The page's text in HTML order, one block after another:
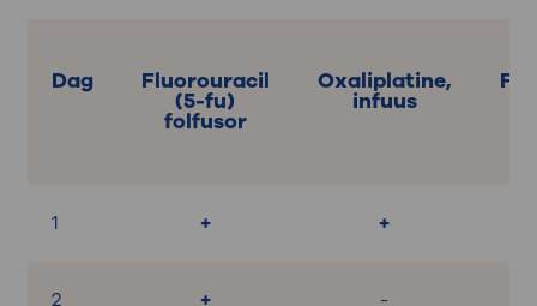
Dag Fluorouracil
(5-fu)
folfusor
Oxaliplatine,
infuus
1 + +
2 + -